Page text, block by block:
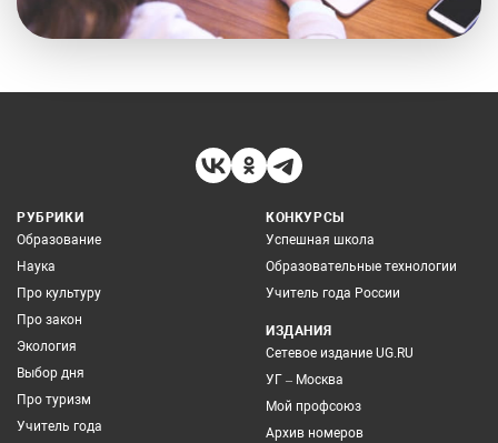
РУБРИКИ
Образование
Наука
Про культуру
Про закон
Экология
Выбор дня
Про туризм
Учитель года
КОНКУРСЫ
Успешная школа
Образовательные технологии
Учитель года России
ИЗДАНИЯ
Сетевое издание UG.RU
УГ – Москва
Мой профсоюз
Архив номеров